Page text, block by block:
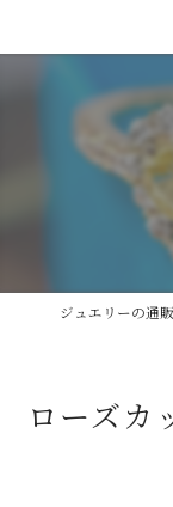
ローズカ